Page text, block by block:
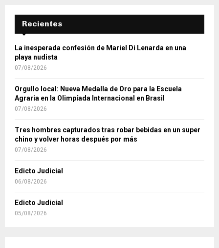
Recientes
La inesperada confesión de Mariel Di Lenarda en una
playa nudista
07/08/2026
Orgullo local: Nueva Medalla de Oro para la Escuela
Agraria en la Olimpíada Internacional en Brasil
07/08/2026
Tres hombres capturados tras robar bebidas en un super
chino y volver horas después por más
07/08/2026
Edicto Judicial
06/08/2026
Edicto Judicial
05/08/2026